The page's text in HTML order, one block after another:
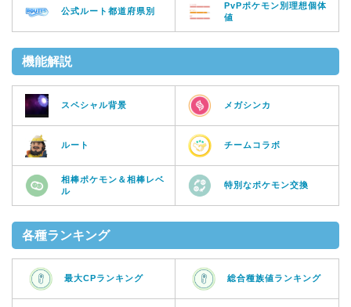
公式ルート都道府県別
PvPポケモン別理想個体
値
機能解説
スペシャル背景 メガシンカ
ルート チームコラボ
相棒ポケモン＆相棒レベ
ル
特別なポケモン交換
各種ランキング
最大CPランキング 総合種族値ランキング